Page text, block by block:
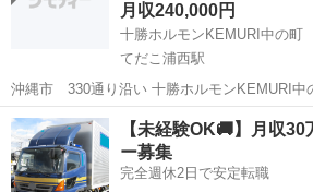
月収240,000円
十勝ホルモンKEMURI中の町
てだこ浦西駅
沖縄市 330通り沿い 十勝ホルモンKEMURI中
験により給与がUp します。 (キッチン、ホー
⏰就業時間16時～24時迄 週１日、隔週2日お
来ません。）...
沖縄 沖縄市 てだこ浦西駅 飲食
【未経験OK🚚】月収
ー募集
完全週休2日で安定転職